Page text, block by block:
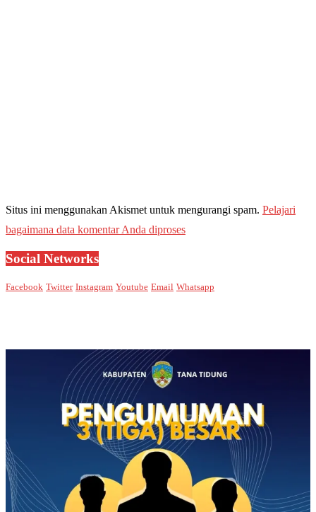
Situs ini menggunakan Akismet untuk mengurangi spam. Pelajari
bagaimana data komentar Anda diproses
Social Networks
Facebook Twitter Instagram Youtube Email Whatsapp